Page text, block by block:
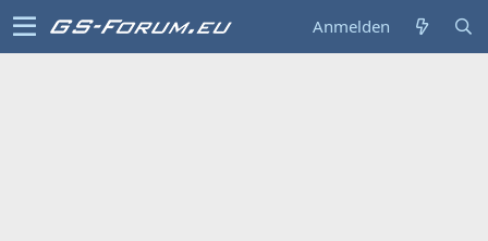
Anmelden